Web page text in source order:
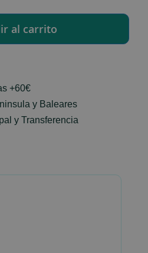
+60€
y Baleares
y Transferencia